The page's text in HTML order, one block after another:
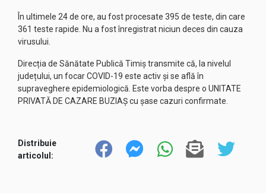
În ultimele 24 de ore, au fost procesate 395 de teste, din care
361 teste rapide. Nu a fost înregistrat niciun deces din cauza
virusului.
Direcția de Sănătate Publică Timiș transmite că, la nivelul
județului, un focar COVID-19 este activ și se află în
supraveghere epidemiologică. Este vorba despre o UNITATE
PRIVATĂ DE CAZARE BUZIAȘ cu șase cazuri confirmate.
Distribuie
articolul: